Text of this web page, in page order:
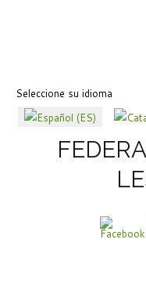
Seleccione su idioma